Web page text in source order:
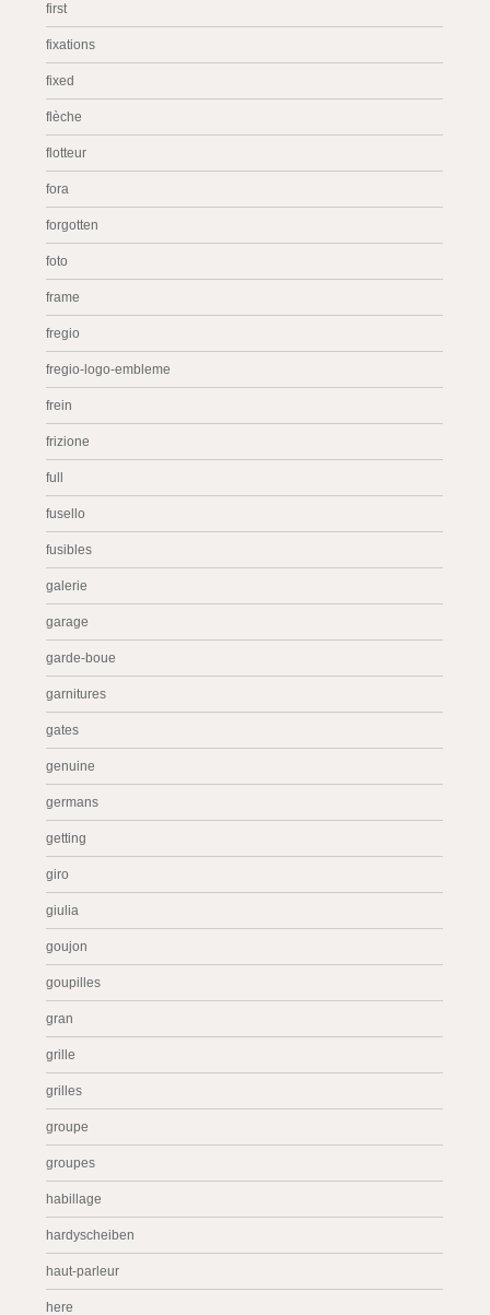
first
fixations
fixed
flèche
flotteur
fora
forgotten
foto
frame
fregio
fregio-logo-embleme
frein
frizione
full
fusello
fusibles
galerie
garage
garde-boue
garnitures
gates
genuine
germans
getting
giro
giulia
goujon
goupilles
gran
grille
grilles
groupe
groupes
habillage
hardyscheiben
haut-parleur
here